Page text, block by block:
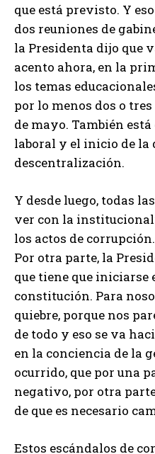
que está previsto. Y
dos reuniones de
la Presidenta dijo que
acento ahora, en la
los temas
por lo menos dos o
de mayo. También
laboral y el inicio de la
descentralización.
Y desde luego, todas
ver con la
los actos de
Por otra parte, la
que tiene que iniciarse
constitución. Para
quiebre, porque nos
de todo y eso se va
en la conciencia de la
ocurrido, que por una
negativo, por otra
de que es necesario
Estos escándalos de